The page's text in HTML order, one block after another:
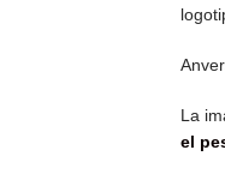
La
el